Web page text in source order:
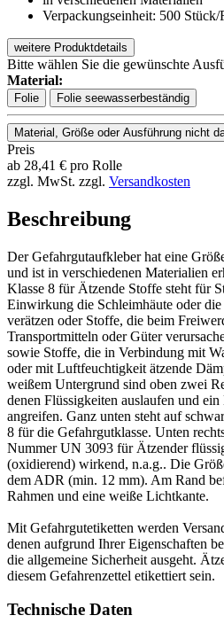
Verpackungseinheit: 500 Stück/
weitere Produktdetails
Bitte wählen Sie die gewünschte
Material:
Folie Folie seewasserbeständig
Preis
ab 28,41 € pro Rolle
zzgl. MwSt. zzgl. Versandkosten
Beschreibung
Der Gefahrgutaufkleber hat eine
und ist in verschiedenen Materialien
Klasse 8 für Ätzende Stoffe steht für
Einwirkung die Schleimhäute oder
verätzen oder Stoffe, die beim
Transportmitteln oder Güter
sowie Stoffe, die in Verbindung mit
oder mit Luftfeuchtigkeit ätzende
weißem Untergrund sind oben zwei
denen Flüssigkeiten auslaufen und
angreifen. Ganz unten steht auf
8 für die Gefahrgutklasse. Unten
Nummer UN 3093 für Ätzender
(oxidierend) wirkend, n.a.g.. Die
dem ADR (min. 12 mm). Am Rand
Rahmen und eine weiße Lichtkante.
Mit Gefahrgutetiketten werden
denen aufgrund Ihrer Eigenschaften
die allgemeine Sicherheit ausgeht.
diesem Gefahrenzettel etikettiert sein.
Technische Daten